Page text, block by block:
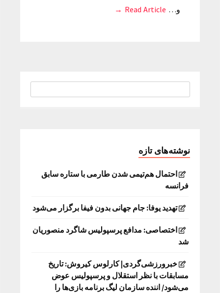
و… Read Article →
نوشته‌های تازه
احتمال هم‌تیمی شدن طارمی با ستاره سابق
فرانسه
تهدید یوفا: جام جهانی بدون فیفا برگزار می‌شود
اختصاصی: مدافع پرسپولیس شاگرد منصوریان
شد
خبرورزشی‌گردی| کارلوس کیروش: تاریخ
مسابقات با نظر استقلال و پرسپولیس عوض
می‌شود/ اننده سازمان لیگ برنامه بازی‌ها را